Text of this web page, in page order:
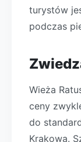
turystów
podczas
Wieża
ceny
do
Krakowa.